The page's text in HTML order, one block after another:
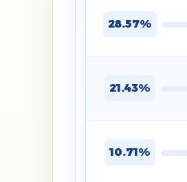
28.57%
21.43%
10.71%